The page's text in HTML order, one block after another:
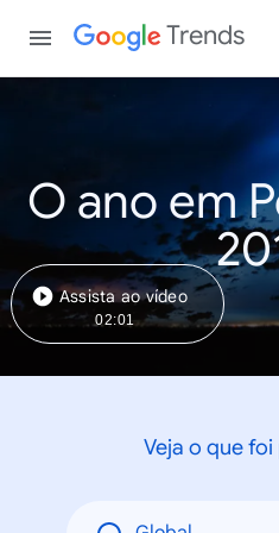
Trends
O ano em
Assista ao vídeo
02:01
Veja o que